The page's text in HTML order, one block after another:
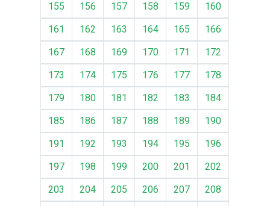
155
156 157 158 159
160
161
162 163 164 165
166
167
168 169 170 171
172
173
174 175 176 177
178
179
180 181 182 183
184
185
186 187 188 189
190
191
192 193 194 195
196
197
198 199 200 201
202
203
204 205 206 207
208